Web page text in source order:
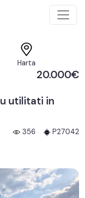
Harta
20.000€
utilitati in
356 P27042